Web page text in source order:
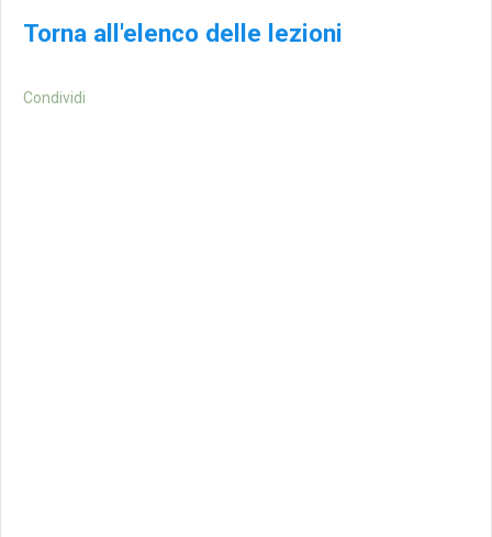
Torna all'elenco delle lezioni
Condividi